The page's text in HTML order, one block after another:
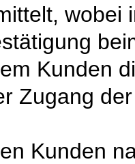
wobei
Kunden
Zugang
Kunden